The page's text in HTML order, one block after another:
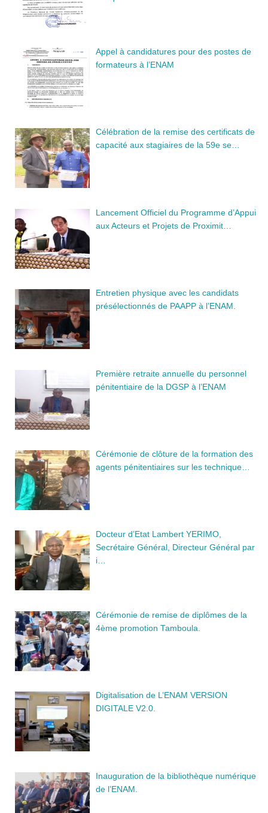
Appel à candidatures pour des postes de
formateurs à l’ENAM
Célébration de la remise des certificats de
capacité aux stagiaires de la 59e se…
Lancement Officiel du Programme d’Appui
aux Acteurs et Projets de Proximit…
Entretien physique avec les candidats
présélectionnés de PAAPP à l’ENAM.
Première retraite annuelle du personnel
pénitentiaire de la DGSP à l’ENAM
Cérémonie de clôture de la formation des
agents pénitentiaires sur les technique…
Docteur d’Etat Lambert YERIMO,
Secrétaire Général, Directeur Général par
i…
Cérémonie de remise de diplômes de la
4ème promotion Tamboula.
Digitalisation de L’ENAM VERSION
DIGITALE V2.0.
Inauguration de la bibliothèque numérique
de l’ENAM.